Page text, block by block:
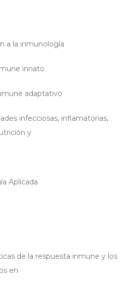
a la inmunología
innato
adaptativo
infecciosas, inflamatorias,
y
Aplicada
de la respuesta inmune y los
en